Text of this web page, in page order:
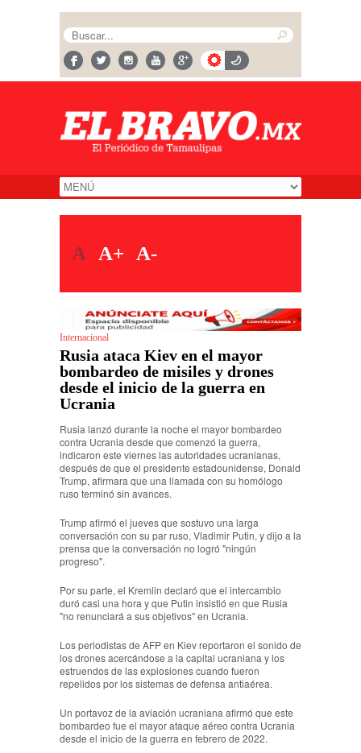
A A+ A-
Internacional
Rusia ataca Kiev en el mayor
bombardeo de misiles y drones
desde el inicio de la guerra en
Ucrania
Rusia lanzó durante la noche el mayor bombardeo
contra Ucrania desde que comenzó la guerra,
indicaron este viernes las autoridades ucranianas,
después de que el presidente estadounidense, Donald
Trump, afirmara que una llamada con su homólogo
ruso terminó sin avances.
Trump afirmó el jueves que sostuvo una larga
conversación con su par ruso, Vladimir Putin, y dijo a la
prensa que la conversación no logró "ningún
progreso".
Por su parte, el Kremlin declaró que el intercambio
duró casi una hora y que Putin insistió en que Rusia
"no renunciará a sus objetivos" en Ucrania.
Los periodistas de AFP en Kiev reportaron el sonido de
los drones acercándose a la capital ucraniana y los
estruendos de las explosiones cuando fueron
repelidos por los sistemas de defensa antiaérea.
Un portavoz de la aviación ucraniana afirmó que este
bombardeo fue el mayor ataque aéreo contra Ucrania
desde el inicio de la guerra en febrero de 2022.